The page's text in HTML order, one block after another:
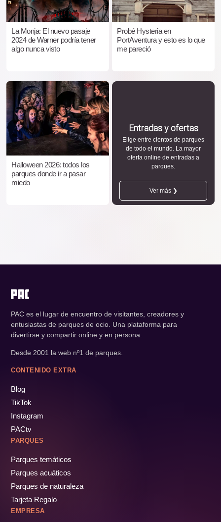
La Monja: El nuevo pasaje
2024 de Warner podría tener
algo nunca visto
Probé Hysteria en
PortAventura y esto es lo que
me pareció
Halloween 2026: todos los
parques donde ir a pasar
miedo
Entradas y ofertas
Elige entre cientos de parques
de todo el mundo. La mayor
oferta online de entradas a
parques.
Ver más ❯
PAC es el lugar de encuentro de visitantes, creadores y
entusiastas de parques de ocio. Una plataforma para
divertirse y compartir online y en persona.
Desde 2001 la web nº1 de parques.
CONTENIDO EXTRA
Blog
TikTok
Instagram
PACtv
PARQUES
Parques temáticos
Parques acuáticos
Parques de naturaleza
Tarjeta Regalo
EMPRESA